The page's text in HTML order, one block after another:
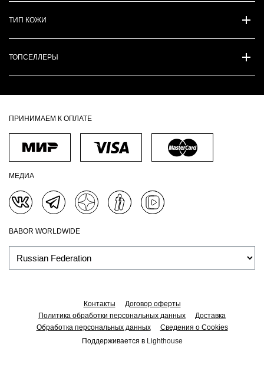
ТИП КОЖИ
ТОПСЕЛЛЕРЫ
ПРИНИМАЕМ К ОПЛАТЕ
МЕДИА
BABOR WORLDWIDE
Контакты
Договор оферты
Политика обработки персональных данных
Доставка
Обработка персональных данных
Сведения о Cookies
Поддерживается в Lighthouse